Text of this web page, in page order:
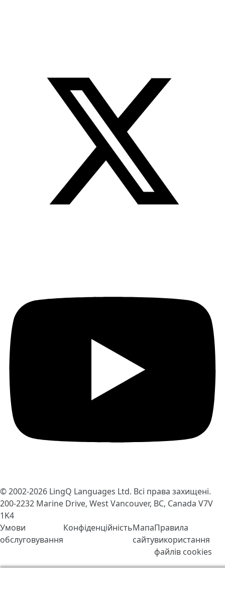
© 2002-2026 LingQ Languages Ltd. Всі права захищені.
200-2232 Marine Drive, West Vancouver, BC, Canada V7V
1K4
Умови
обслуговування
КонфіденційністьМапа
сайту
Правила
використання
файлів cookies